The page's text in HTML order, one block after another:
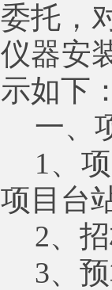
委托，
仪器安
示如下：
一、
1、
项目台
2、
3、